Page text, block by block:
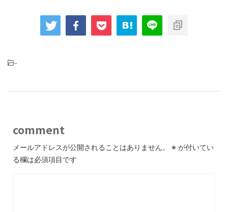
-
comment
メールアドレスが公開されることはありません。 ※ が付いてい
る欄は必須項目です